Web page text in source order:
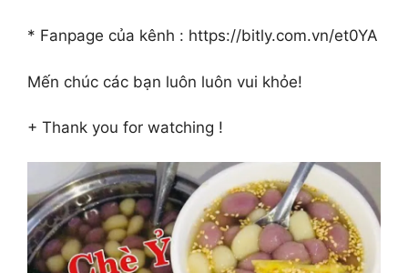
* Fanpage của kênh : https://bitly.com.vn/et0YA
Mến chúc các bạn luôn luôn vui khỏe!
+ Thank you for watching !